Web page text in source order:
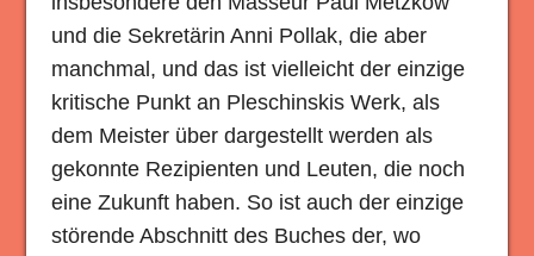
und die Sekretärin Anni Pollak, die aber
manchmal, und das ist vielleicht der einzige
kritische Punkt an Pleschinskis Werk, als
dem Meister über dargestellt werden als
gekonnte Rezipienten und Leuten, die noch
eine Zukunft haben. So ist auch der einzige
störende Abschnitt des Buches der, wo